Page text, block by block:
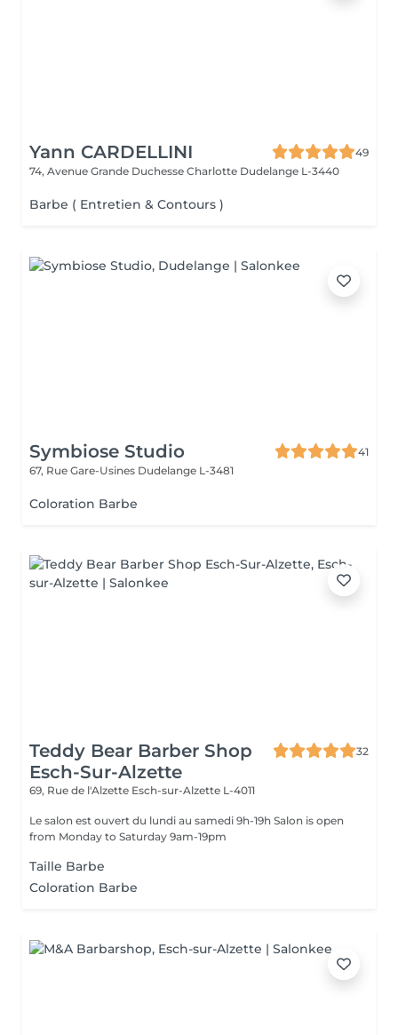
Yann CARDELLINI
49
74, Avenue Grande Duchesse Charlotte Dudelange L-3440
Barbe ( Entretien & Contours )
Symbiose Studio
41
67, Rue Gare-Usines Dudelange L-3481
Coloration Barbe
Teddy Bear Barber Shop
Esch-Sur-Alzette
32
69, Rue de l'Alzette Esch-sur-Alzette L-4011
Le salon est ouvert du lundi au samedi 9h-19h Salon is open
from Monday to Saturday 9am-19pm
Taille Barbe
Coloration Barbe